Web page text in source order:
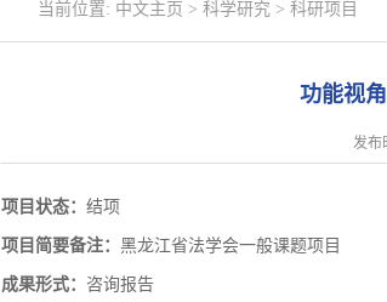
当前位置: 中文主页 > 科学研究 > 科研项目
功能视
发布
项目状态： 结项
项目简要备注： 黑龙江省法学会一般课题项目
成果形式： 咨询报告